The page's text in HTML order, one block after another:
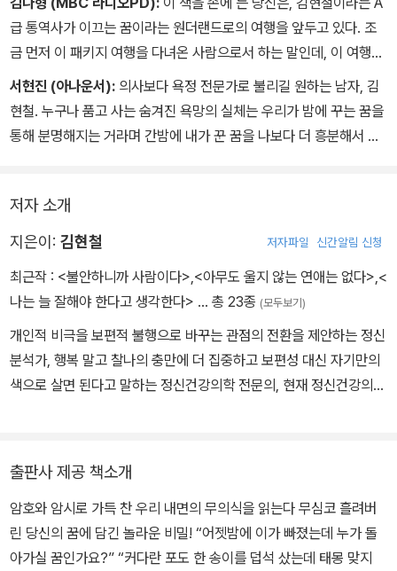
급 통역사가 이끄는 꿈이라는 원더랜드로의 여행을 앞두고 있다. 조
금 먼저 이 패키지 여행을 다녀온 사람으로서 하는 말인데, 이 여행은
굉장히 재미있을 것이고, 또 유익할 것이다. 무엇보다 좋은 건, 이 패
키지 여행을 마치면 당신 자신의 꿈으로 향하는 자유 여행이 시작된
다는 것. 인셉션은 이미 시작됐다.
서현진 (아나운서): 의사보다 욕정 전문가로 불리길 원하는 남자, 김
현철. 누구나 품고 사는 숨겨진 욕망의 실체는 우리가 밤에 꾸는 꿈을
통해 분명해지는 거라며 간밤에 내가 꾼 꿈을 나보다 더 흥분해서 말
의 놀라운 꿈의 해석 파티로 여러분을 초대합니다.
저자 소개
지은이: 김현철 저자파일 신간알림 신청
최근작 : <불안하니까 사람이다>,<아무도 울지 않는 연애는 없다>,<
나는 늘 잘해야 한다고 생각한다> … 총 23종 (모두보기)
개인적 비극을 보편적 불행으로 바꾸는 관점의 전환을 제안하는 정신
분석가, 행복 말고 찰나의 충만에 더 집중하고 보편성 대신 자기만의
색으로 살면 된다고 말하는 정신건강의학 전문의, 현재 정신건강의학
있다(Twitter_@AlainNolan).
출판사 제공 책소개
암호와 암시로 가득 찬 우리 내면의 무의식을 읽는다 무심코 흘려버
린 당신의 꿈에 담긴 놀라운 비밀! “어젯밤에 이가 빠졌는데 누가 돌
아가실 꿈인가요?” “커다란 포도 한 송이를 덥석 샀는데 태몽 맞지